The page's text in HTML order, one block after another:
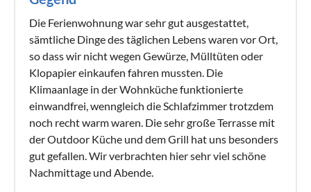
Restaurantempfehlungen, etc.
Wissenswertes zu Anfragen und Buchungen:
1. Stellen Sie Ihre Anfrage über das Portal zu dem von Ihnen
gewünschten Reisezeitraum.
2. Wir prüfen die Verfügbarkeit (auch wenn der Kalender
tagesaktuell ist) des Apartments und senden eine
Bestätigung Ihrer Anfrage mit allen relevanten Angaben,
wie Zeitraum, Verfügbarkeitsstatus, Mietpreis, etc. In der
Regel antworten wir innerhalb von 24 Stunden.
Die Ferienwohnung war sehr gut ausgestattet,
sämtliche Dinge des täglichen Lebens waren vor Ort,
so dass wir nicht wegen Gewürze, Mülltüten oder
Klopapier einkaufen fahren mussten. Die
Klimaanlage in der Wohnküche funktionierte
einwandfrei, wenngleich die Schlafzimmer trotzdem
noch recht warm waren. Die sehr große Terrasse mit
der Outdoor Küche und dem Grill hat uns besonders
gut gefallen. Wir verbrachten hier sehr viel schöne
Nachmittage und Abende.